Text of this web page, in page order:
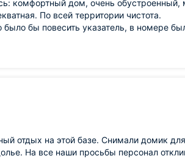
комфортный дом, очень
По всей территории чистота.
было бы повесить указатель, в номере
отдых на этой базе. Снимали домик
На все наши просьбы персонал